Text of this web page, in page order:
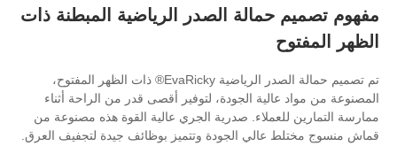
الصدر الرياضية المبطنة ذات
تم تصميم حمالة الصدر الرياضية EvaRicky® ذات الظهر المفتوح،
الجودة، لتوفير أقصى قدر من الراحة أثناء
صدرية الجري عالية القوة هذه مصنوعة من
الجودة وتتميز بوظائف جيدة لتجفيف العرق.